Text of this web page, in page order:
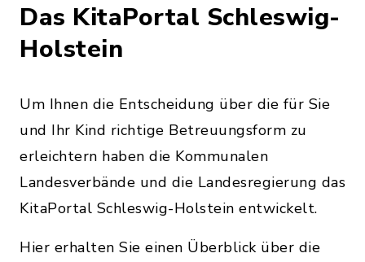
Das KitaPortal Schleswig-
Holstein
Um Ihnen die Entscheidung über die für Sie
und Ihr Kind richtige Betreuungsform zu
erleichtern haben die Kommunalen
Landesverbände und die Landesregierung das
KitaPortal Schleswig-Holstein entwickelt.
Hier erhalten Sie einen Überblick über die